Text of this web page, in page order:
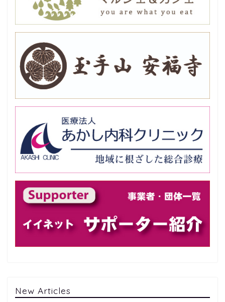
New Articles